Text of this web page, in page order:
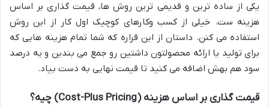
یکی از ساده ترین و قدیمی ترین روش ها، قیمت گذاری بر اساس
هزینه ست. خیلی از کسب وکارهای کوچیک اول کار از این روش
استفاده می کنن. داستان از این قراره که شما تمام هزینه هایی که
برای تولید یا ارائه محصولتون داشتین رو جمع می بندین و یه درصد
سود هم بهش اضافه می کنید تا قیمت نهایی به دست بیاد.
قیمت گذاری بر اساس هزینه (Cost-Plus Pricing) چیه؟